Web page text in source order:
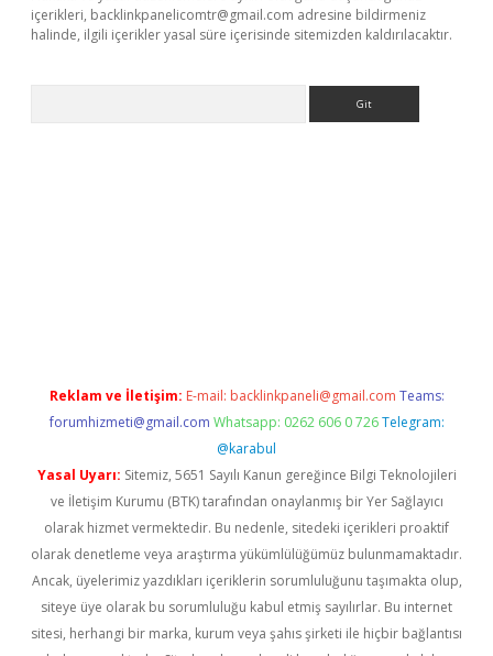
içerikleri, backlinkpanelicomtr@gmail.com adresine bildirmeniz
halinde, ilgili içerikler yasal süre içerisinde sitemizden kaldırılacaktır.
Reklam ve İletişim: E-mail: backlinkpaneli@gmail.com Teams:
forumhizmeti@gmail.com Whatsapp: 0262 606 0 726 Telegram:
@karabul
Yasal Uyarı: Sitemiz, 5651 Sayılı Kanun gereğince Bilgi Teknolojileri
ve İletişim Kurumu (BTK) tarafından onaylanmış bir Yer Sağlayıcı
olarak hizmet vermektedir. Bu nedenle, sitedeki içerikleri proaktif
olarak denetleme veya araştırma yükümlülüğümüz bulunmamaktadır.
Ancak, üyelerimiz yazdıkları içeriklerin sorumluluğunu taşımakta olup,
siteye üye olarak bu sorumluluğu kabul etmiş sayılırlar. Bu internet
sitesi, herhangi bir marka, kurum veya şahıs şirketi ile hiçbir bağlantısı